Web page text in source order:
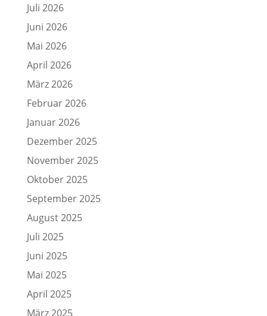
Juli 2026
Juni 2026
Mai 2026
April 2026
März 2026
Februar 2026
Januar 2026
Dezember 2025
November 2025
Oktober 2025
September 2025
August 2025
Juli 2025
Juni 2025
Mai 2025
April 2025
März 2025